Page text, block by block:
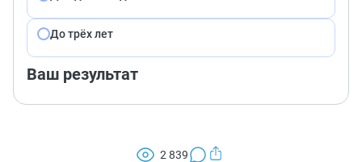
До трёх лет
Ваш результат
2 839